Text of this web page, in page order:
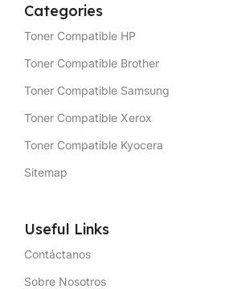
Categories
Toner Compatible HP
Toner Compatible Brother
Toner Compatible Samsung
Toner Compatible Xerox
Toner Compatible Kyocera
Sitemap
Useful Links
Contáctanos
Sobre Nosotros